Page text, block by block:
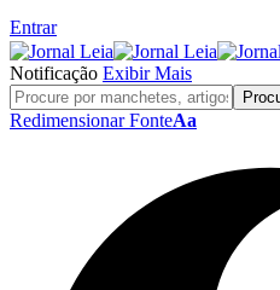
Entrar
Notificação Exibir Mais
Redimensionar FonteAa